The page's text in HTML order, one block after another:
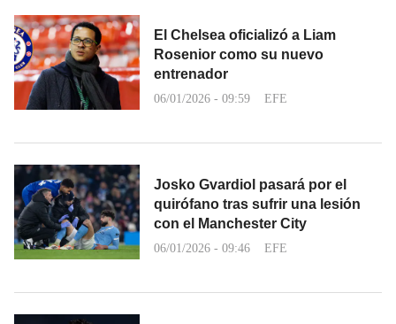
El Chelsea oficializó a Liam
Rosenior como su nuevo
entrenador
06/01/2026 - 09:59 EFE
Josko Gvardiol pasará por el
quirófano tras sufrir una lesión
con el Manchester City
06/01/2026 - 09:46 EFE